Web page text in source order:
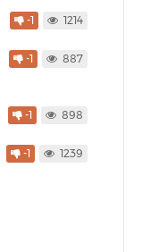
-1 1214
-1 887
-1 898
-1 1239